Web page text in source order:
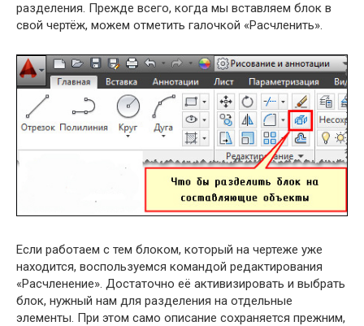
разделения. Прежде всего, когда мы вставляем блок в
свой чертёж, можем отметить галочкой «Расчленить».
Если работаем с тем блоком, который на чертеже уже
находится, воспользуемся командой редактирования
«Расчленение». Достаточно её активизировать и выбрать
блок, нужный нам для разделения на отдельные
элементы. При этом само описание сохраняется прежним,